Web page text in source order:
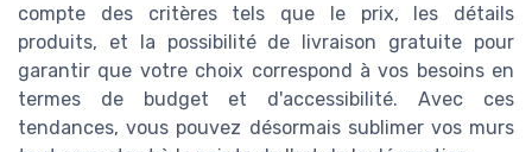
compte des critères tels que le prix, les détails
produits, et la possibilité de livraison gratuite pour
garantir que votre choix correspond à vos besoins en
termes de budget et d'accessibilité. Avec ces
tendances, vous pouvez désormais sublimer vos murs